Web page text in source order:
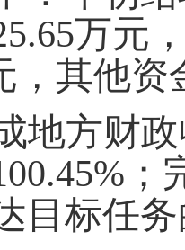
万元
，其他资
地方财
%
目标任